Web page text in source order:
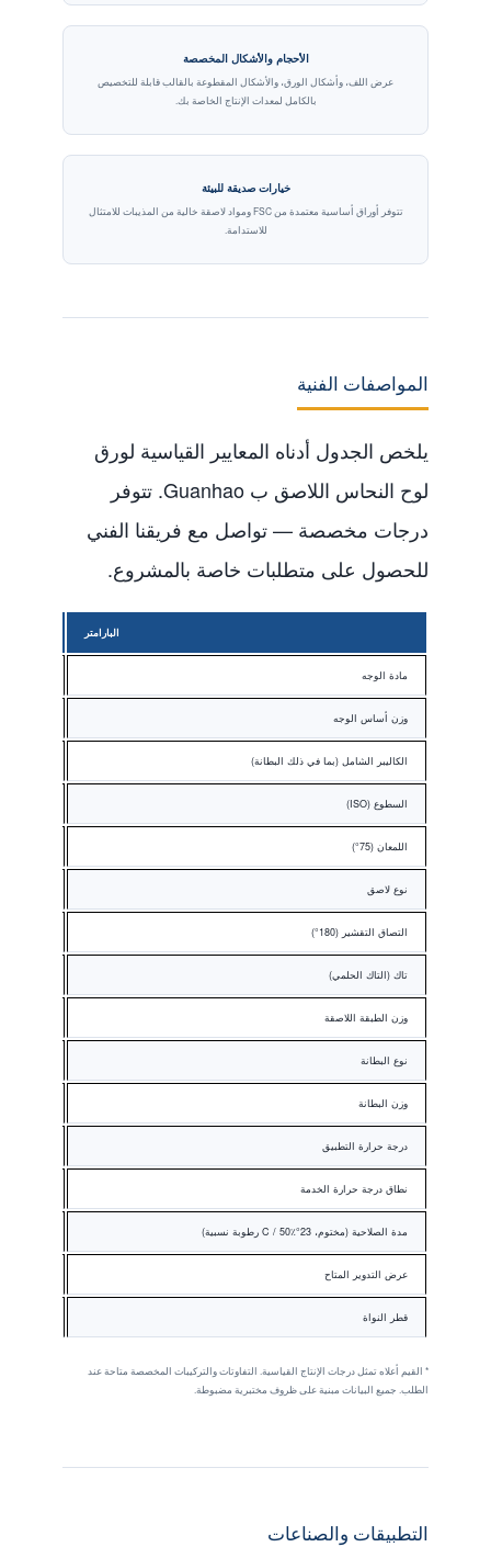
الأحجام والأشكال المخصصة
عرض اللف، وأشكال الورق، والأشكال المقطوعة بالقالب قابلة للتخصيص
بالكامل لمعدات الإنتاج الخاصة بك.
خيارات صديقة للبيئة
تتوفر أوراق أساسية معتمدة من FSC ومواد لاصقة خالية من المذيبات للامتثال
للاستدامة.
المواصفات الفنية
يلخص الجدول أدناه المعايير القياسية لورق
لوح النحاس اللاصق ب Guanhao. تتوفر
درجات مخصصة — تواصل مع فريقنا الفني
للحصول على متطلبات خاصة بالمشروع.
البارامتر
مادة الوجه
وزن أساس الوجه
الكاليبر الشامل (بما في ذلك البطانة)
السطوع (ISO)
اللمعان (75°)
نوع لاصق
التصاق التقشير (180°)
تاك (التاك الحلمي)
وزن الطبقة اللاصقة
نوع البطانة
وزن البطانة
درجة حرارة التطبيق
نطاق درجة حرارة الخدمة
مدة الصلاحية (مختوم، 23°C / 50٪ رطوبة نسبية)
عرض التدوير المتاح
قطر النواة
* القيم أعلاه تمثل درجات الإنتاج القياسية. التفاوتات والتركيبات المخصصة متاحة عند
الطلب. جميع البيانات مبنية على ظروف مختبرية مضبوطة.
التطبيقات والصناعات